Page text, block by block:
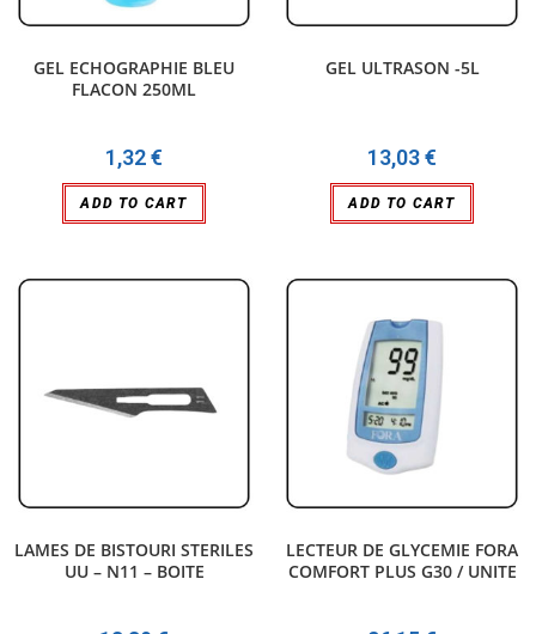
GEL ECHOGRAPHIE BLEU
FLACON 250ML
1,32€
ADD TO CART
GEL ULTRASON -5L
13,03€
ADD TO CART
LAMES DE BISTOURI STERILES
UU – N11 – BOITE
LECTEUR DE GLYCEMIE FORA
COMFORT PLUS G30 / UNITE